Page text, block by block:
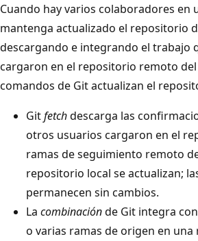
Cuando hay varios colaboradores en
mantenga actualizado el repositorio
descargando e integrando el trabajo
cargaron en el repositorio remoto
comandos de Git actualizan el
Gitfetchdescarga las
otros usuarios cargaron en el
ramas de seguimiento remoto
repositorio local se actualizan;
permanecen sin cambios.
La combinaciónde Git integra
o varias ramas de origen en una